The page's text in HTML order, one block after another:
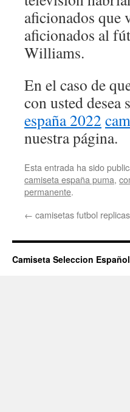
aficionados que
aficionados al
Williams.
En el caso de
con usted
españa 2022
nuestra página.
Esta entrada ha sido
camiseta españa puma,
permanente.
← camisetas futbol
Camiseta Seleccion